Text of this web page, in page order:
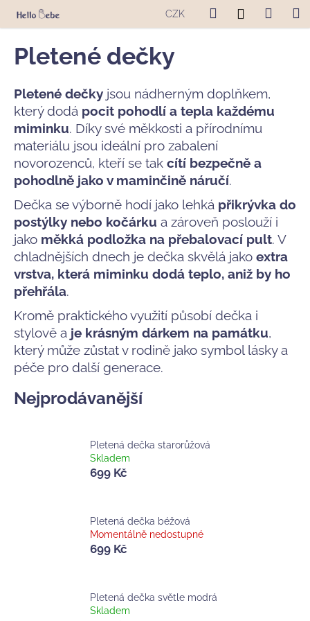
obsah
CZK HledatPřihlášení
Pletené dečky
Pletené dečky jsou nádherným doplňkem,
který dodá pocit pohodlí a tepla každému
miminku. Díky své měkkosti a přírodnímu
materiálu jsou ideální pro zabalení
novorozenců, kteří se tak cítí bezpečně a
pohodlně jako v maminčině náručí.
Dečka se výborně hodí jako lehká přikrývka do
postýlky nebo kočárku a zároveň poslouží i
jako měkká podložka na přebalovací pult. V
chladnějších dnech je dečka skvělá jako extra
vrstva, která miminku dodá teplo, aniž by ho
přehřála.
Kromě praktického využití působí dečka i
stylově a je krásným dárkem na památku,
který může zůstat v rodině jako symbol lásky a
péče pro další generace.
Nejprodávanější
Pletená dečka starorůžová
Skladem
699 Kč
Pletená dečka béžová
Momentálně nedostupné
699 Kč
Pletená dečka světle modrá
Skladem
o
o
p
o
t
ř
e
b
u
j
e
t
e
n
a
j
í
?
HLEDAT